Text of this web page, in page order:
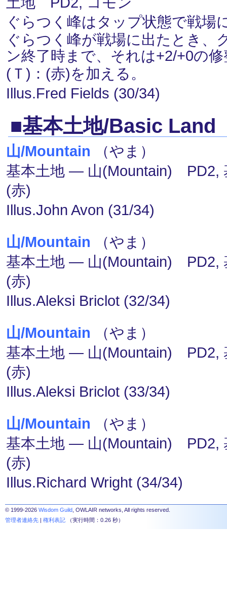
ぐらつく峰はタップ状態で戦場
ぐらつく峰が戦場に出たとき、
ン終了時まで、それは+2/+0の
(Ｔ)：(赤)を加える。
Illus.Fred Fields (30/34)
■基本土地/Basic Land
山/Mountain （やま）
基本土地 ― 山(Mountain) PD2,
(赤)
Illus.John Avon (31/34)
山/Mountain （やま）
基本土地 ― 山(Mountain) PD2,
(赤)
Illus.Aleksi Briclot (32/34)
山/Mountain （やま）
基本土地 ― 山(Mountain) PD2,
(赤)
Illus.Aleksi Briclot (33/34)
山/Mountain （やま）
基本土地 ― 山(Mountain) PD2,
(赤)
Illus.Richard Wright (34/34)
© 1999-2026 Wisdom Guild , OWLAIR networks, All rights reserved.
管理者連絡先 | 権利表記 （実行時間：0.26 秒）